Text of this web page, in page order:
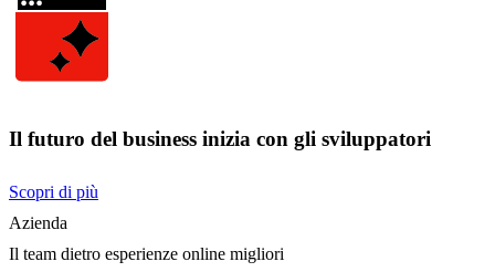
Il futuro del business inizia con gli sviluppatori
Scopri di più
Azienda
Il team dietro esperienze online migliori